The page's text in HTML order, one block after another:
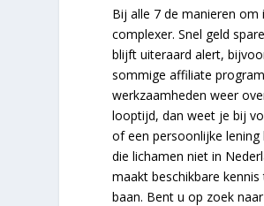
Bij alle 7 de manieren om
complexer. Snel geld
blijft uiteraard alert,
sommige affiliate
werkzaamheden weer
looptijd, dan weet je bij
of een persoonlijke
die lichamen niet in
maakt beschikbare
baan. Bent u op zoek